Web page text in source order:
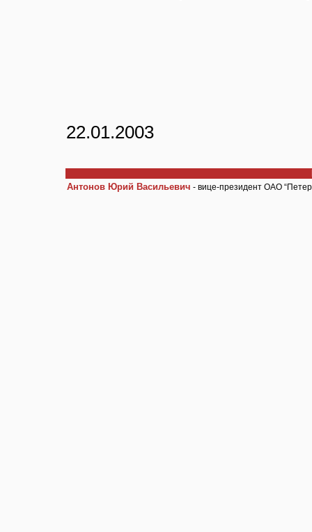
22.01.2003
Антонов Юрий Васильевич - вице-президент ОАО